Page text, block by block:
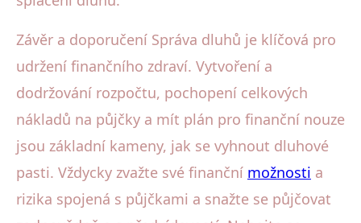
Závěr a doporučení Správa dluhů je klíčová pro
udržení finančního zdraví. Vytvoření a
dodržování rozpočtu, pochopení celkových
nákladů na půjčky a mít plán pro finanční nouze
jsou základní kameny, jak se vyhnout dluhové
pasti. Vždycky zvažte své finanční možnosti a
rizika spojená s půjčkami a snažte se půjčovat